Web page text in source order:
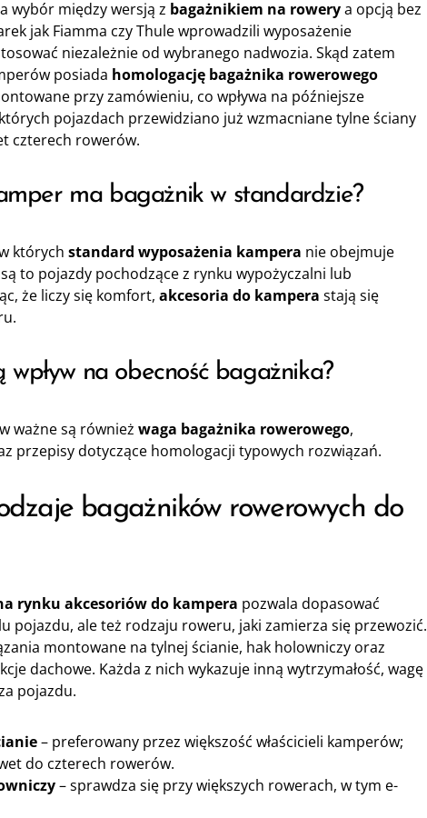
wybór między wersją z bagażnikiem na rowerya opcją bez
jak Fiamma czy Thule wprowadzili wyposażenie
niezależnie od wybranego nadwozia. Skąd zatem
posiada homologację bagażnika rowerowego
przy zamówieniu, co wpływa na późniejsze
pojazdach przewidziano już wzmacniane tylne ściany
czterech rowerów.
ma bagażnik w standardzie?
których standard wyposażenia kampera nie obejmuje
to pojazdy pochodzące z rynku wypożyczalni lub
że liczy się komfort, akcesoria do kampera stają się
wpływ na obecność bagażnika?
ważne są również waga bagażnika rowerowego,
przepisy dotyczące homologacji typowych rozwiązań.
bagażników rowerowych do
rynku akcesoriów do kampera pozwala dopasować
pojazdu, ale też rodzaju roweru, jaki zamierza się przewozić.
montowane na tylnej ścianie, hak holowniczy oraz
dachowe. Każda z nich wykazuje inną wytrzymałość, wagę
pojazdu.
– preferowany przez większość właścicieli kamperów;
do czterech rowerów.
– sprawdza się przy większych rowerach, w tym e-